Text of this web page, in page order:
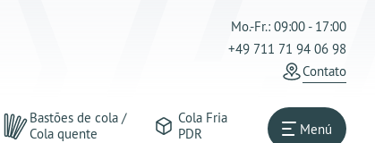
Mo.-Fr.: 09:00 - 17:00
+49 711 71 94 06 98
Contato
Bastões de cola /
Cola quente
Cola Fria
PDR
Menú